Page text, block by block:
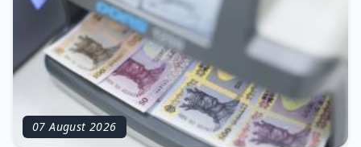
și bilanțurilor sectoriale în Republic
07 August 2026